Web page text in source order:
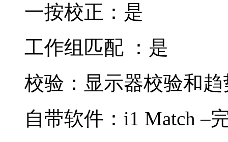
一按校正：是
工作组匹配 ：是
校验：显示器校验和
自带软件：i1 Match –